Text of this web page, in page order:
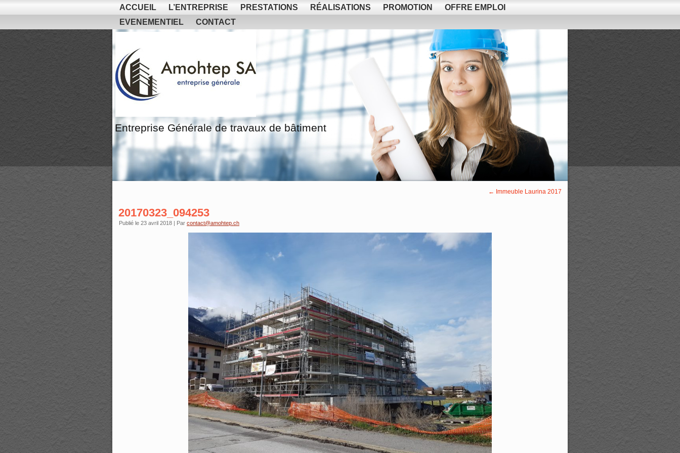
ACCUEIL L’ENTREPRISE PRESTATIONS RÉALISATIONS PROMOTION
OFFRE EMPLOI
EVENEMENTIEL
CONTACT
Entreprise Générale de travaux de bâtiment
← Immeuble Laurina 2017
20170323_094253
Publié le 23 avril 2018 | Par contact@amohtep.ch